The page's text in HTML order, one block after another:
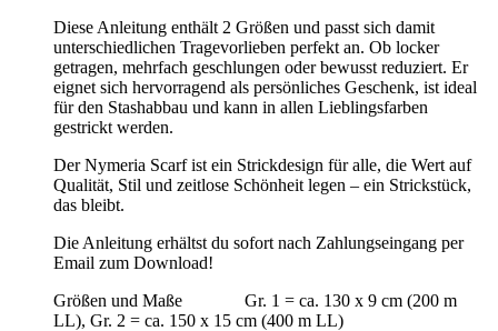
Diese Anleitung enthält 2 Größen und passt sich damit
unterschiedlichen Tragevorlieben perfekt an. Ob locker
getragen, mehrfach geschlungen oder bewusst reduziert. Er
eignet sich hervorragend als persönliches Geschenk, ist ideal
für den Stashabbau und kann in allen Lieblingsfarben
gestrickt werden.
Der Nymeria Scarf ist ein Strickdesign für alle, die Wert auf
Qualität, Stil und zeitlose Schönheit legen – ein Strickstück,
das bleibt.
Die Anleitung erhältst du sofort nach Zahlungseingang per
Email zum Download!
Größen und Maße Gr. 1 = ca. 130 x 9 cm (200 m
LL), Gr. 2 = ca. 150 x 15 cm (400 m LL)